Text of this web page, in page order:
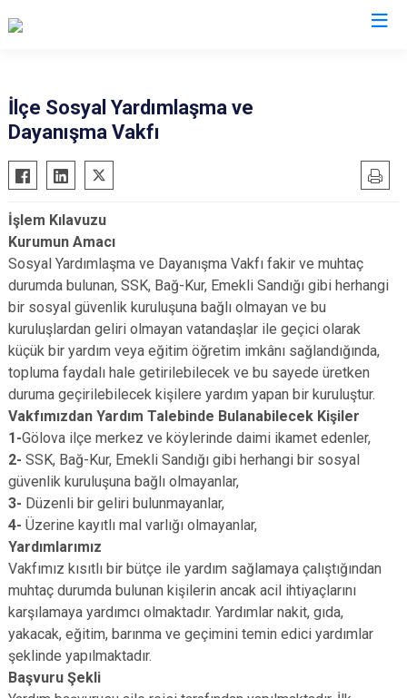
Akıncılar
Altınyayla
Doğanşar
Gemerek
Gölova
Gürün
Hafik
Suşehri
Ulaş
Yıldızeli
Zara
İlçe Sosyal Yardımlaşma ve
Dayanışma Vakfı
İşlem Kılavuzu
Kurumun Amacı
Sosyal Yardımlaşma ve Dayanışma Vakfı fakir ve muhtaç
durumda bulunan, SSK, Bağ-Kur, Emekli Sandığı gibi herhangi
bir sosyal güvenlik kuruluşuna bağlı olmayan ve bu
kuruluşlardan geliri olmayan vatandaşlar ile geçici olarak
küçük bir yardım veya eğitim öğretim imkânı sağlandığında,
topluma faydalı hale getirilebilecek ve bu sayede üretken
duruma geçirilebilecek kişilere yardım yapan bir kuruluştur.
Vakfımızdan Yardım Talebinde Bulanabilecek Kişiler
1-Gölova ilçe merkez ve köylerinde daimi ikamet edenler,
2- SSK, Bağ-Kur, Emekli Sandığı gibi herhangi bir sosyal
güvenlik kuruluşuna bağlı olmayanlar,
3- Düzenli bir geliri bulunmayanlar,
4- Üzerine kayıtlı mal varlığı olmayanlar,
Yardımlarımız
Vakfımız kısıtlı bir bütçe ile yardım sağlamaya çalıştığından
muhtaç durumda bulunan kişilerin ancak acil ihtiyaçlarını
karşılamaya yardımcı olmaktadır. Yardımlar nakit, gıda,
yakacak, eğitim, barınma ve geçimini temin edici yardımlar
şeklinde yapılmaktadır.
Başvuru Şekli